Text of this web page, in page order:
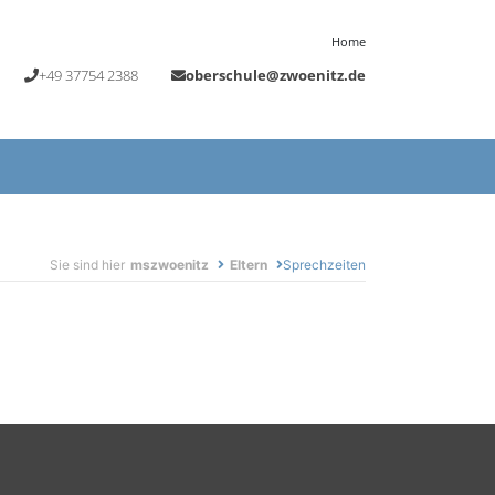
Home
+49 37754 2388 oberschule@zwoenitz.de
Sie sind hier mszwoenitz Eltern Sprechzeiten